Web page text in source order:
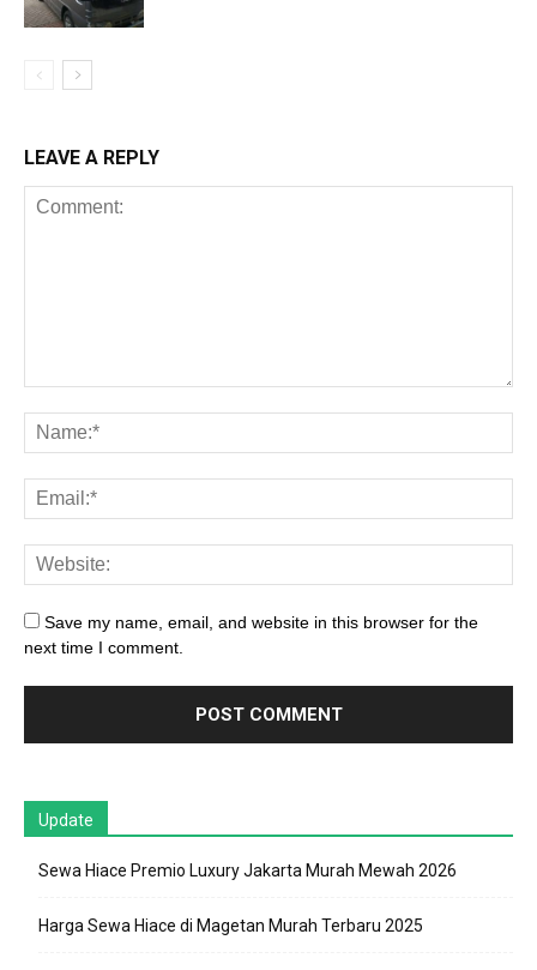
LEAVE A REPLY
Save my name, email, and website in this browser for the
next time I comment.
Update
Sewa Hiace Premio Luxury Jakarta Murah Mewah 2026
Harga Sewa Hiace di Magetan Murah Terbaru 2025